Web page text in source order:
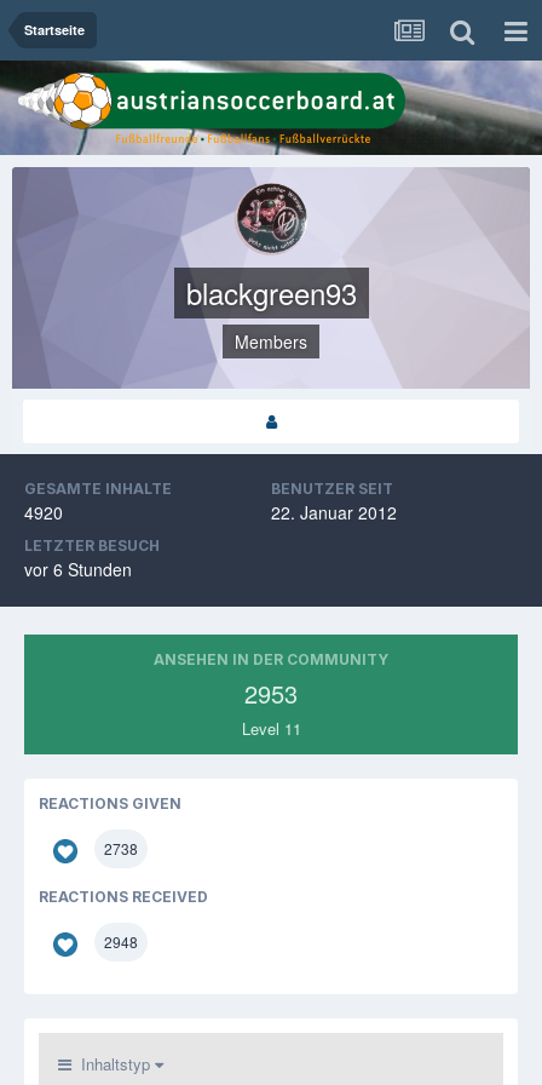
Startseite
blackgreen93
Members
GESAMTE INHALTE
4920
BENUTZER SEIT
22. Januar 2012
LETZTER BESUCH
vor 6 Stunden
ANSEHEN IN DER COMMUNITY
2953
Level 11
REACTIONS GIVEN
2738
REACTIONS RECEIVED
2948
Inhaltstyp